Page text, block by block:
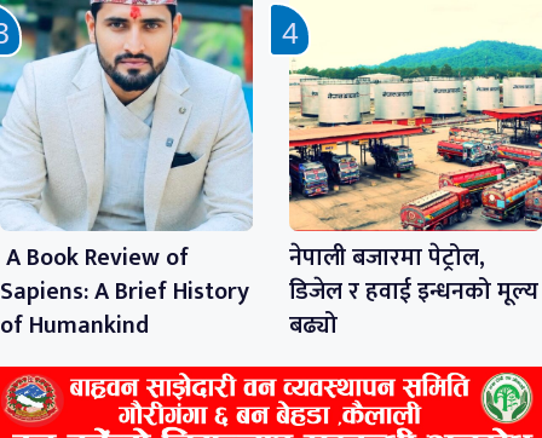
A Book Review of
Sapiens: A Brief History
of Humankind
नेपाली बजारमा पेट्रोल,
डिजेल र हवाई इन्धनको मूल्य
बढ्यो